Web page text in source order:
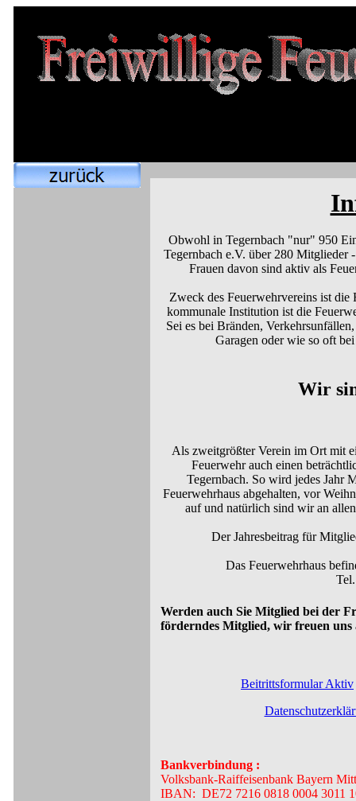
Obwohl in Tegernbach "nur" 950
Tegernbach e.V. über 280 Mitglieder
Frauen davon sind aktiv als
Zweck des Feuerwehrvereins ist
kommunale Institution ist die
Sei es bei Bränden,
Garagen oder wie so oft
Wir
Als zweitgrößter Verein im Ort mit
Feuerwehr auch einen
Tegernbach. So wird jedes Jahr
Feuerwehrhaus abgehalten, vor
auf und natürlich sind wir an
Der Jahresbeitrag für
Das Feuerwehrhaus
Werden auch Sie Mitglied bei der
förderndes Mitglied, wir freuen uns
Beitrittsformular Aktiv
Bankverbindung :
Volksbank-Raiffeisenbank Bayern
IBAN: DE72 7216 0818 0004